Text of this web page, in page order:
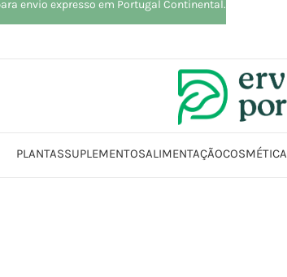
PLANTASSUPLEMENTOSALIMENTAÇÃOCOSMÉTICA
envio expresso em Portugal Continental.